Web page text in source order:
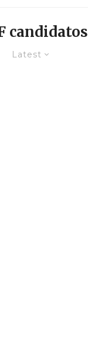
candidatos
Latest